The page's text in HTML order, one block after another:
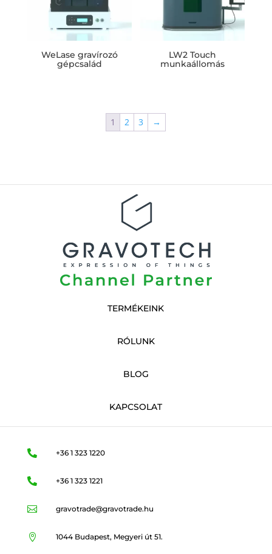
WeLase gravírozó
gépcsalád
LW2 Touch
munkaállomás
1 2 3 →
TERMÉKEINK
RÓLUNK
BLOG
KAPCSOLAT
 +36 1 323 1220
 +36 1 323 1221
 gravotrade@gravotrade.hu
 1044 Budapest, Megyeri út 51.